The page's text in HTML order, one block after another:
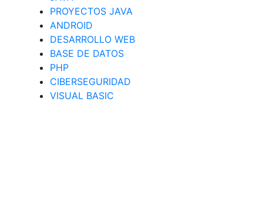
PROYECTOS JAVA
ANDROID
DESARROLLO WEB
BASE DE DATOS
PHP
CIBERSEGURIDAD
VISUAL BASIC